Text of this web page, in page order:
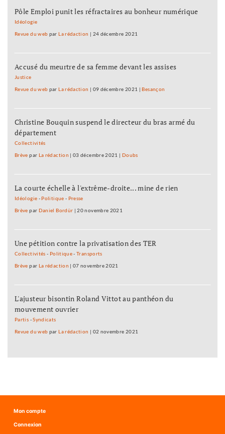
Pôle Emploi punit les réfractaires au bonheur numérique
Idéologie
Revue du web par La rédaction 24 décembre 2021
Accusé du meurtre de sa femme devant les assises
Justice
Revue du web par La rédaction 09 décembre 2021 Besançon
Christine Bouquin suspend le directeur du bras armé du
département
Collectivités
Brève par La rédaction |03 décembre 2021 Doubs
La courte échelle à l'extrême-droite... mine de rien
Idéologie - Politique - Presse
Brève par Daniel Bordür |20 novembre 2021
Une pétition contre la privatisation des TER
Collectivités - Politique-Transports
Brève par La rédaction |07 novembre 2021
L'ajusteur bisontin Roland Vittot au panthéon du
mouvement ouvrier
Partis -Syndicats
Revue du web par La rédaction 02 novembre 2021
Mon compte
Connexion